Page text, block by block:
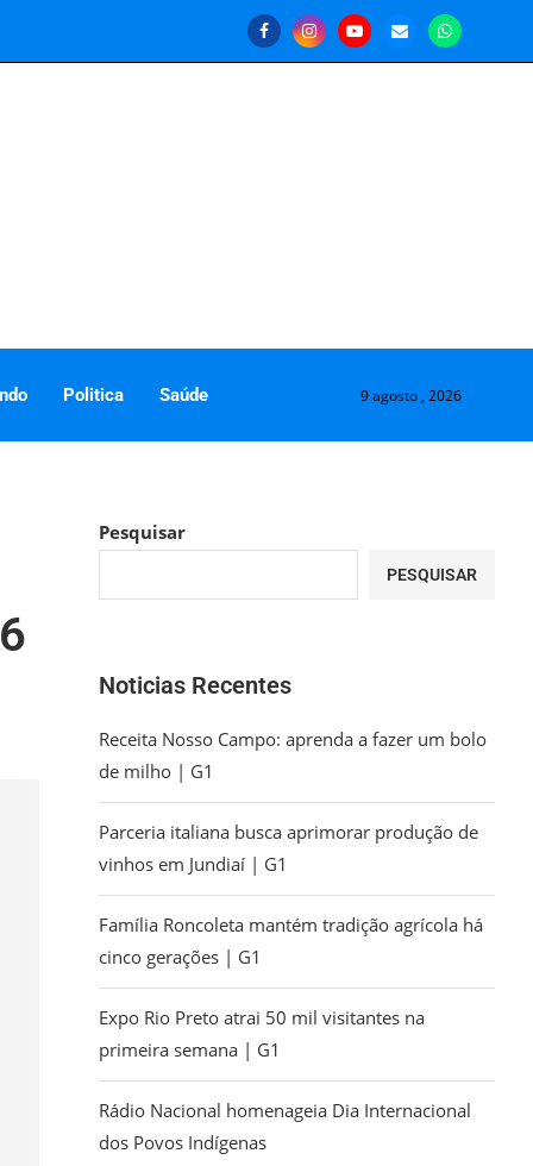
Politica Saúde 9 agosto , 2026
Pesquisar
PESQUISAR
Noticias Recentes
Receita Nosso Campo: aprenda a fazer um bolo
de milho | G1
Parceria italiana busca aprimorar produção de
vinhos em Jundiaí | G1
Família Roncoleta mantém tradição agrícola há
cinco gerações | G1
Expo Rio Preto atrai 50 mil visitantes na
primeira semana | G1
Rádio Nacional homenageia Dia Internacional
dos Povos Indígenas